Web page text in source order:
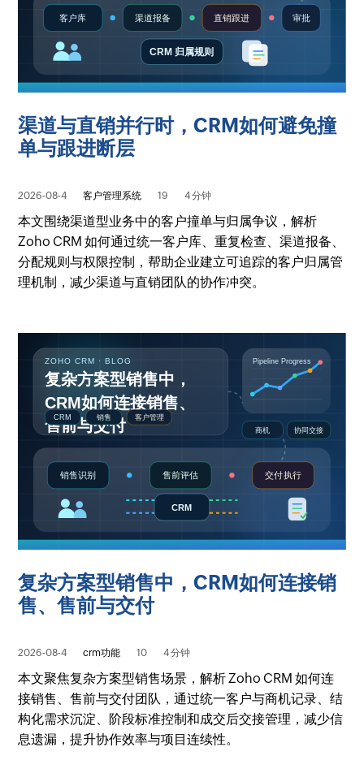
渠道与直销并行时，CRM如何避免撞
单与跟进断层
2026-08-4 客户管理系统 19 4 分钟
本文围绕渠道型业务中的客户撞单与归属争议，解析
Zoho CRM 如何通过统一客户库、重复检查、渠道报备、
分配规则与权限控制，帮助企业建立可追踪的客户归属管
理机制，减少渠道与直销团队的协作冲突。
复杂方案型销售中，CRM如何连接销
售、售前与交付
2026-08-4 crm功能 10 4 分钟
本文聚焦复杂方案型销售场景，解析 Zoho CRM 如何连
接销售、售前与交付团队，通过统一客户与商机记录、结
构化需求沉淀、阶段标准控制和成交后交接管理，减少信
息遗漏，提升协作效率与项目连续性。